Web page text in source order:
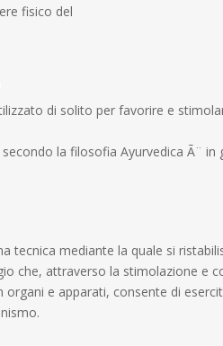
fisico del
di solito per favorire e
la filosofia Ayurvedica Ã¨
tecnica mediante la quale si
che, attraverso la stimolazione e
organi e apparati, consente di